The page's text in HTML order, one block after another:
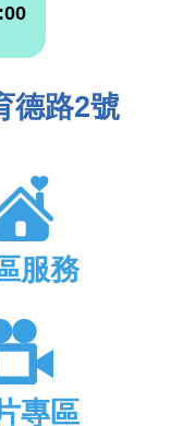
德路2號
服務
專區